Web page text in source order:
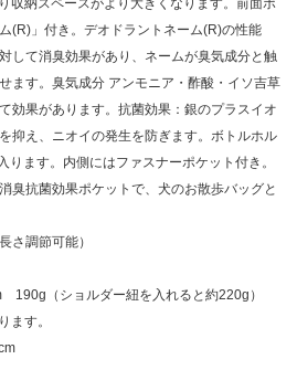
(R)」付き。デオドラントネーム(R)の性能
して消臭効果があり、ネームが臭気成分と触
ます。臭気成分 アンモニア・酢酸・イソ吉草
効果があります。抗菌効果：銀のプラスイオ
抑え、ニオイの発生を防ぎます。ボトルホル
ます。内側にはファスナーポケット付き。
臭抗菌効果ポケットで、犬のお散歩バッグと
さ調節可能）
190g（ショルダー紐を入れると約220g）
ます。